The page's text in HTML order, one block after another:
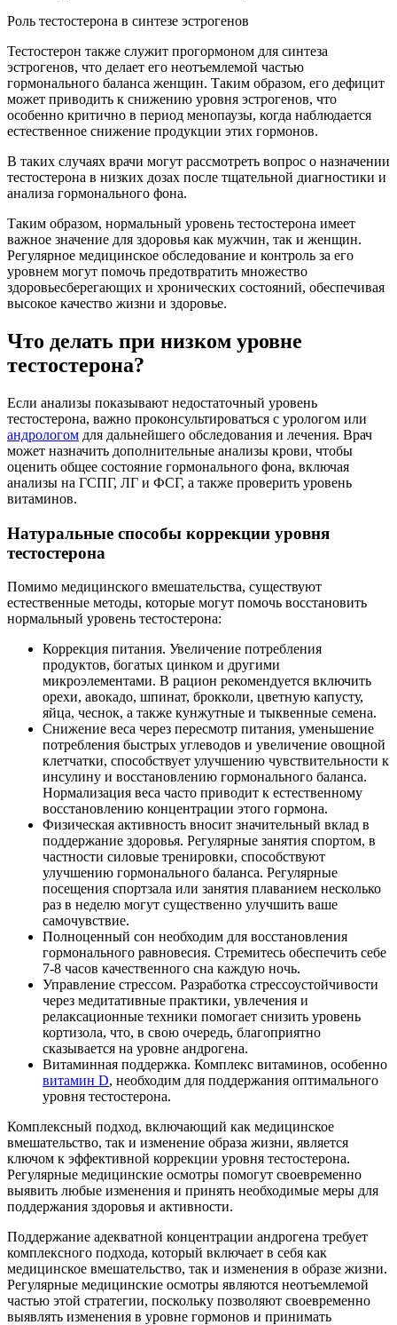
Роль тестостерона в синтезе эстрогенов
Тестостерон также служит прогормоном для синтеза
эстрогенов, что делает его неотъемлемой частью
гормонального баланса женщин. Таким образом, его дефицит
может приводить к снижению уровня эстрогенов, что
особенно критично в период менопаузы, когда наблюдается
естественное снижение продукции этих гормонов.
В таких случаях врачи могут рассмотреть вопрос о назначении
тестостерона в низких дозах после тщательной диагностики и
анализа гормонального фона.
Таким образом, нормальный уровень тестостерона имеет
важное значение для здоровья как мужчин, так и женщин.
Регулярное медицинское обследование и контроль за его
уровнем могут помочь предотвратить множество
здоровьесберегающих и хронических состояний, обеспечивая
высокое качество жизни и здоровье.
Что делать при низком уровне
тестостерона?
Если анализы показывают недостаточный уровень
тестостерона, важно проконсультироваться с урологом или
андрологом для дальнейшего обследования и лечения. Врач
может назначить дополнительные анализы крови, чтобы
оценить общее состояние гормонального фона, включая
анализы на ГСПГ, ЛГ и ФСГ, а также проверить уровень
витаминов.
Натуральные способы коррекции уровня
тестостерона
Помимо медицинского вмешательства, существуют
естественные методы, которые могут помочь восстановить
нормальный уровень тестостерона:
Коррекция питания. Увеличение потребления
продуктов, богатых цинком и другими
микроэлементами. В рацион рекомендуется включить
орехи, авокадо, шпинат, брокколи, цветную капусту,
яйца, чеснок, а также кунжутные и тыквенные семена.
Снижение веса через пересмотр питания, уменьшение
потребления быстрых углеводов и увеличение овощной
клетчатки, способствует улучшению чувствительности к
инсулину и восстановлению гормонального баланса.
Нормализация веса часто приводит к естественному
восстановлению концентрации этого гормона.
Физическая активность вносит значительный вклад в
поддержание здоровья. Регулярные занятия спортом, в
частности силовые тренировки, способствуют
улучшению гормонального баланса. Регулярные
посещения спортзала или занятия плаванием несколько
раз в неделю могут существенно улучшить ваше
самочувствие.
Полноценный сон необходим для восстановления
гормонального равновесия. Стремитесь обеспечить себе
7-8 часов качественного сна каждую ночь.
Управление стрессом. Разработка стрессоустойчивости
через медитативные практики, увлечения и
релаксационные техники помогает снизить уровень
кортизола, что, в свою очередь, благоприятно
сказывается на уровне андрогена.
Витаминная поддержка. Комплекс витаминов, особенно
витамин D, необходим для поддержания оптимального
уровня тестостерона.
Комплексный подход, включающий как медицинское
вмешательство, так и изменение образа жизни, является
ключом к эффективной коррекции уровня тестостерона.
Регулярные медицинские осмотры помогут своевременно
выявить любые изменения и принять необходимые меры для
поддержания здоровья и активности.
Поддержание адекватной концентрации андрогена требует
комплексного подхода, который включает в себя как
медицинское вмешательство, так и изменения в образе жизни.
Регулярные медицинские осмотры являются неотъемлемой
частью этой стратегии, поскольку позволяют своевременно
выявлять изменения в уровне гормонов и принимать